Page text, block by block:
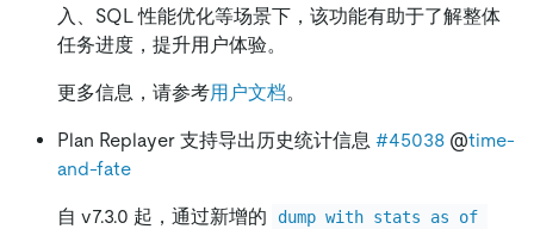
入、SQL 性能优化等场景下，该功能有助于了解整体
任务进度，提升用户体验。
更多信息，请参考用户文档。
Plan Replayer 支持导出历史统计信息 #45038 @time-
and-fate
自 v7.3.0 起，通过新增的
dump with stats as of